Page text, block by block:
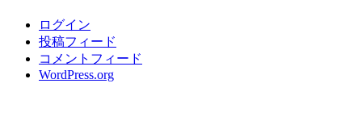
ログイン
投稿フィード
コメントフィード
WordPress.org